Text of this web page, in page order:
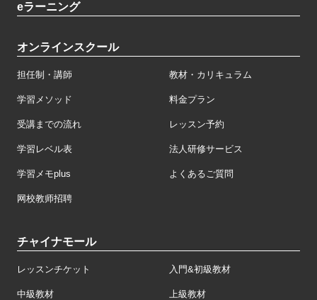
eラーニング
オンラインスクール
担任制・講師 教材・カリキュラム
学習メソッド 料金プラン
受講までの流れ レッスン予約
学習レベル表 法人研修サービス
学習メモplus よくあるご質問
网校教师招聘
チャイナモール
レッスンチケット 入門&初級教材
中級教材 上級教材